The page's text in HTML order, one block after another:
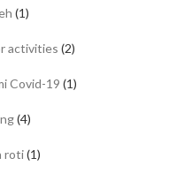
(1)
activities (2)
Covid-19 (1)
(4)
roti(1)